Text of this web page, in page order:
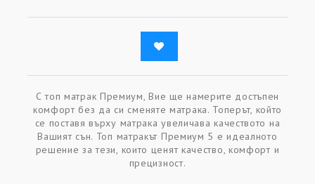
С топ матрак Премиум, Вие ще намерите достъпен
комфорт без да си сменяте матрака. Топерът, който
се поставя върху матрака увеличава качеството на
Вашият сън. Топ матракът Премиум 5 е идеалното
решение за тези, които ценят качество, комфорт и
прецизност.